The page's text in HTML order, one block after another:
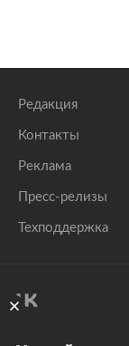
Редакция
Контакты
Реклама
Пресс-релизы
Техподдержка